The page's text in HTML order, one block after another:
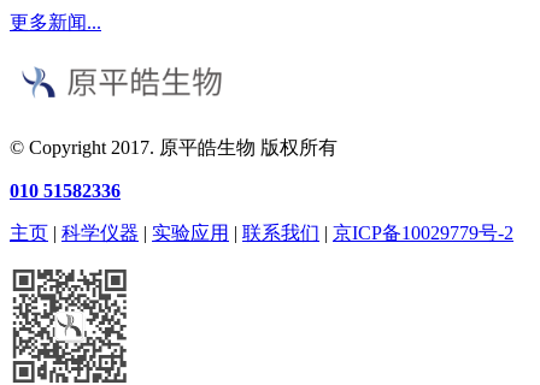
更多新闻...
© Copyright 2017. 原平皓生物 版权所有
010 51582336
主页 | 科学仪器 | 实验应用 | 联系我们 | 京ICP备10029779号-2